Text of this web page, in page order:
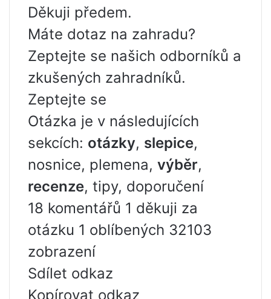
Děkuji předem.
Máte dotaz na zahradu?
Zeptejte se našich odborníků a
zkušených zahradníků.
Zeptejte se
Otázka je v následujících
sekcích: otázky, slepice,
nosnice, plemena, výběr,
recenze, tipy, doporučení
18 komentářů 1 děkuji za
otázku 1 oblíbených 32103
zobrazení
Sdílet odkaz
Kopírovat odkaz